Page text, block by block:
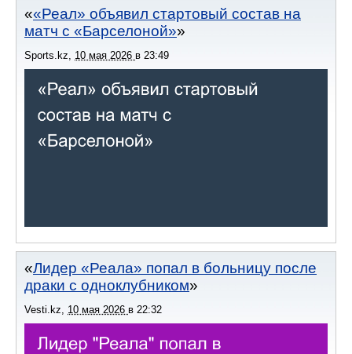
«Реал» объявил стартовый состав на
матч с «Барселоной»
Sports.kz 10 мая 2026 в 23:49
Лидер «Реала» попал в больницу после
драки с одноклубником
Vesti.kz, 10 мая 2026 в 22:32